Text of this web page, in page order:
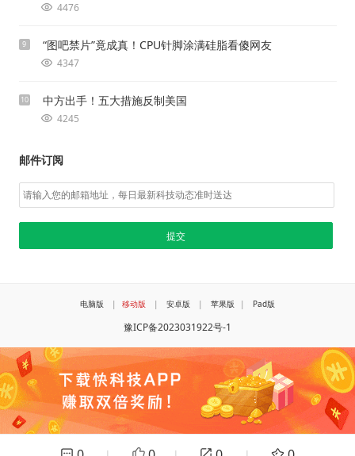
4476
9 “图吧禁片”竟成真！CPU针脚涂满硅脂看傻网友
4347
10 中方出手！五大措施反制美国
4245
邮件订阅
电脑版 | 移动版 | 安卓版 | 苹果版 | Pad版
豫ICP备2023031922号-1